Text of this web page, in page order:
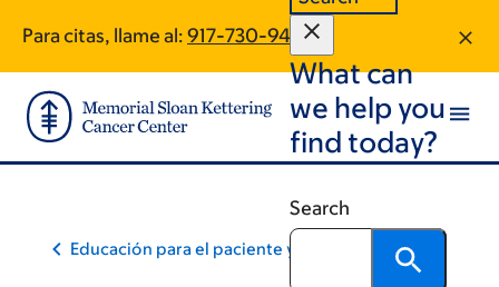
main
content
footer
Para citas, llame al: 917-730-9471
What can
we help you
find today?
Search
Educación para el paciente y la comunidad